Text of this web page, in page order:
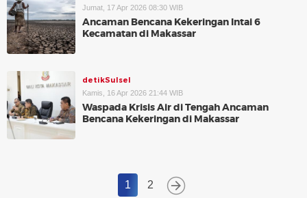
Jumat, 17 Apr 2026 08:30 WIB
Ancaman Bencana Kekeringan Intai 6
Kecamatan di Makassar
detikSulsel
Kamis, 16 Apr 2026 21:44 WIB
Waspada Krisis Air di Tengah Ancaman
Bencana Kekeringan di Makassar
1 2